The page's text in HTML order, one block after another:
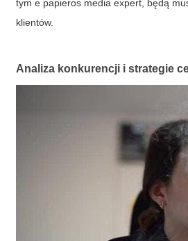
tyme papieros media expert , będą
klientów.
Analiza konkurencji i strategie